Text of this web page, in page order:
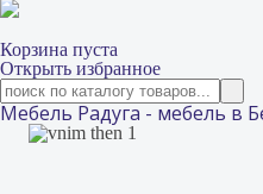
Корзина пуста
Открыть избранное
Мебель Радуга - мебель в